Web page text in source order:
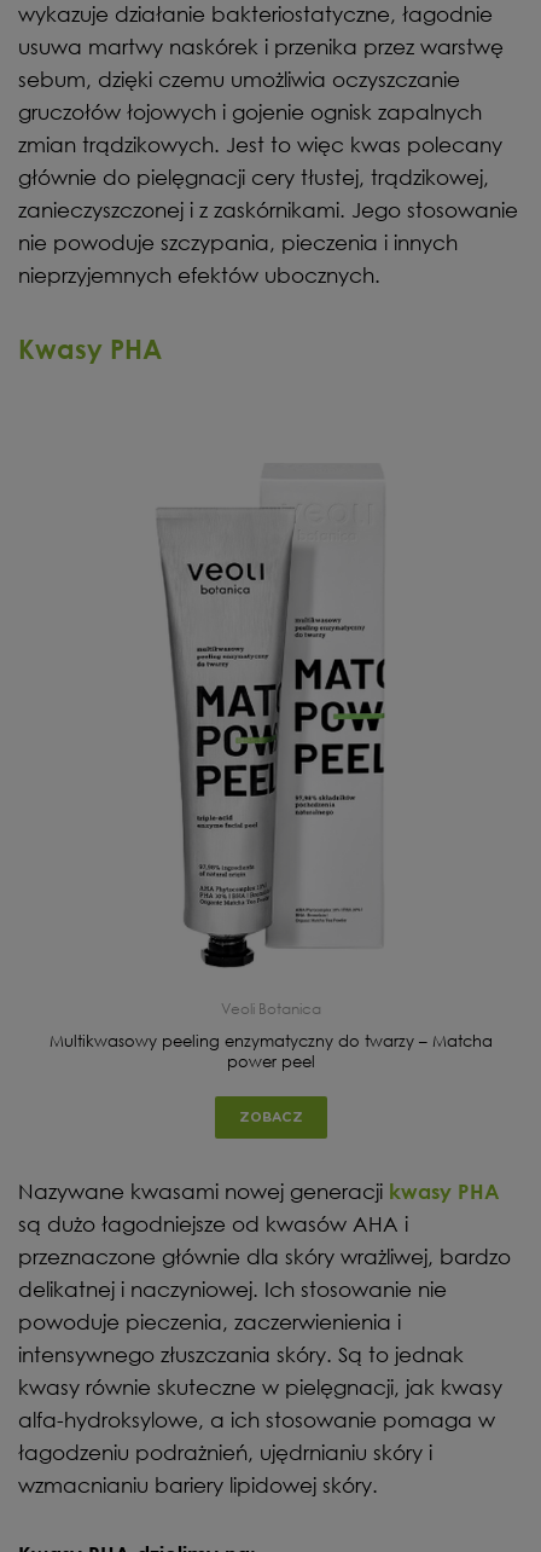
wykazuje działanie bakteriostatyczne, łagodnie
usuwa martwy naskórek i przenika przez warstwę
sebum, dzięki czemu umożliwia oczyszczanie
gruczołów łojowych i gojenie ognisk zapalnych
zmian trądzikowych. Jest to więc kwas polecany
głównie do pielęgnacji cery tłustej, trądzikowej,
zanieczyszczonej i z zaskórnikami. Jego stosowanie
nie powoduje szczypania, pieczenia i innych
nieprzyjemnych efektów ubocznych.
Kwasy PHA
Veoli Botanica
Multikwasowy peeling enzymatyczny do twarzy – Matcha
power peel
ZOBACZ
Nazywane kwasami nowej generacji kwasy PHA
są dużo łagodniejsze od kwasów AHA i
przeznaczone głównie dla skóry wrażliwej, bardzo
delikatnej i naczyniowej. Ich stosowanie nie
powoduje pieczenia, zaczerwienienia i
intensywnego złuszczania skóry. Są to jednak
kwasy równie skuteczne w pielęgnacji, jak kwasy
alfa-hydroksylowe, a ich stosowanie pomaga w
łagodzeniu podrażnień, ujędrnianiu skóry i
wzmacnianiu bariery lipidowej skóry.